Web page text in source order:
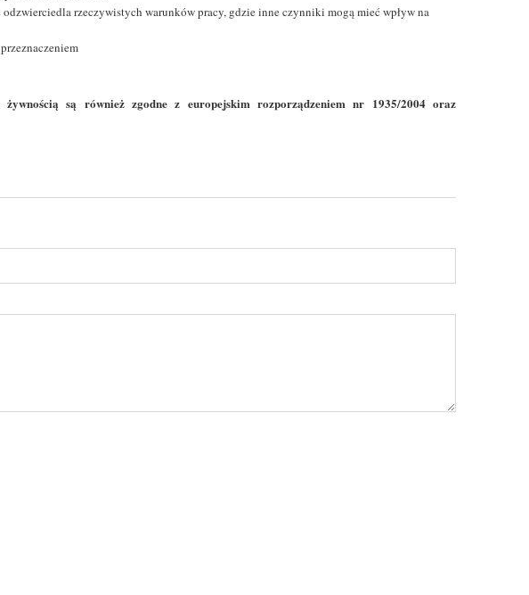
rzeczywistych warunków pracy, gdzie inne czynniki mogą mieć wpływ na
żywnością są również zgodne z europejskim rozporządzeniem nr 1935/2004 oraz